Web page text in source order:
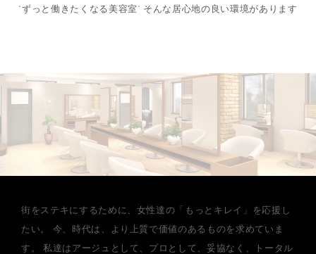
"ずっと働きたくなる美容室" そんな居心地の良い環境があります
街をステキにするために、女性達の「もっとキレイ」を応援し
たい。
今、時代は、より上質で価値のあるものを求めていま
す。
私達はアージュとして、プロとして、妥協なく、トータル